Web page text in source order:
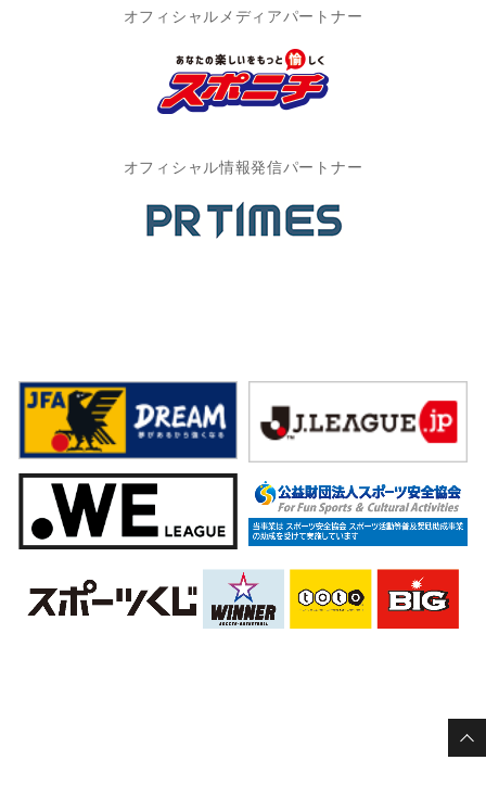
オフィシャルメディアパートナー
オフィシャル情報発信パートナー